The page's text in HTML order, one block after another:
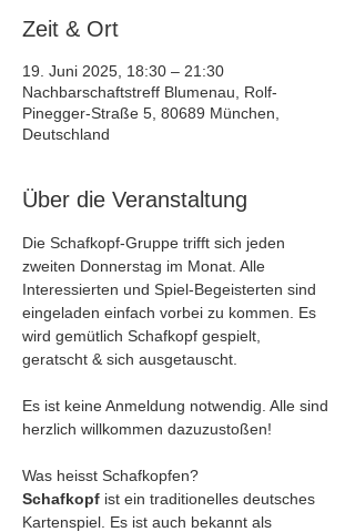
Zeit & Ort
19. Juni 2025, 18:30 – 21:30
Nachbarschaftstreff Blumenau, Rolf-
Pinegger-Straße 5, 80689 München,
Deutschland
Über die Veranstaltung
Die Schafkopf-Gruppe trifft sich jeden
zweiten Donnerstag im Monat. Alle
Interessierten und Spiel-Begeisterten sind
eingeladen einfach vorbei zu kommen. Es
wird gemütlich Schafkopf gespielt,
geratscht & sich ausgetauscht.
Es ist keine Anmeldung notwendig. Alle sind
herzlich willkommen dazuzustoßen!
Was heisst Schafkopfen?
Schafkopf ist ein traditionelles deutsches
Kartenspiel. Es ist auch bekannt als